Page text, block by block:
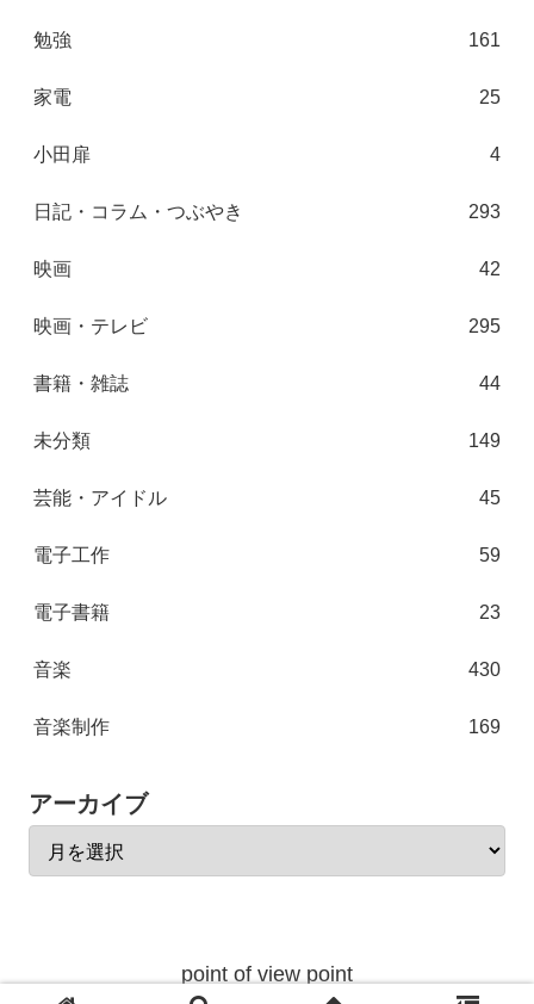
勉強 161
家電 25
小田扉 4
日記・コラム・つぶやき 293
映画 42
映画・テレビ 295
書籍・雑誌 44
未分類 149
芸能・アイドル 45
電子工作 59
電子書籍 23
音楽 430
音楽制作 169
アーカイブ
point of view point